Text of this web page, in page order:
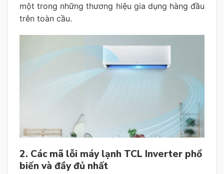
một trong những thương hiệu gia dụng hàng đầu
trên toàn cầu.
2. Các mã lỗi máy lạnh TCL Inverter phổ
biến và đầy đủ nhất